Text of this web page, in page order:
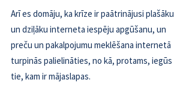
Arī es domāju, ka krīze ir paātrinājusi plašāku
un dziļāku interneta iespēju apgūšanu, un
preču un pakalpojumu meklēšana internetā
turpinās palielināties, no kā, protams, iegūs
tie, kam ir mājaslapas.